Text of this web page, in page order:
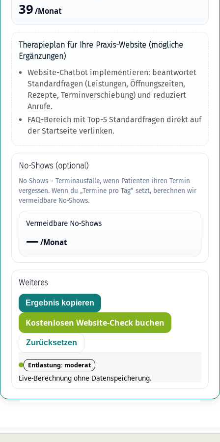
39 /Monat
Therapieplan für Ihre Praxis-Website (mögliche
Ergänzungen)
Website-Chatbot implementieren: beantwortet
Standardfragen (Leistungen, Öffnungszeiten,
Rezepte, Terminverschiebung) und reduziert
Anrufe.
FAQ-Bereich mit Top-5 Standardfragen direkt auf
der Startseite verlinken.
No-Shows (optional)
No-Shows = Terminausfälle, wenn Patienten ihren Termin
vergessen. Wenn du „Termine pro Tag“ setzt, berechnen wir
vermeidbare No-Shows.
Vermeidbare No-Shows
— /Monat
Weiteres
Ergebnis kopieren
Kostenlosen Website-Check buchen
Zurücksetzen
Entlastung: moderat
Live-Berechnung ohne Datenspeicherung.